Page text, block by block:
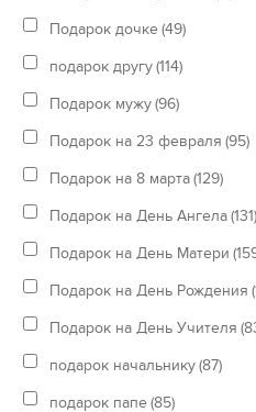
Подарок дочке(49)
подарок другу(114)
Подарок мужу(96)
Подарок на 23 февраля (95)
Подарок на 8 марта(129)
Подарок на День Ангела(131)
Подарок на День Матери
Подарок на День Рождения
Подарок на День Учителя
подарок начальнику(87)
подарок папе(85)